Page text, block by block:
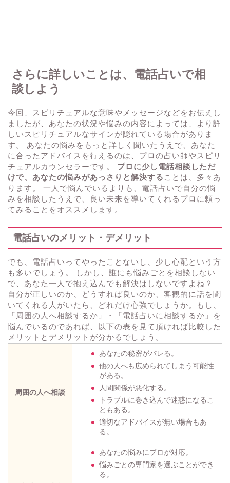
さらに詳しいことは、電話占いで相
談しよう
今回、スピリチュアルな意味やメッセージなどをお伝えし
ましたが、あなたの状況や悩みの内容によっては、より詳
しいスピリチュアルなサインが隠れている場合がありま
す。 あなたの悩みをもっと詳しく聞いたうえで、あなた
に合ったアドバイスを行えるのは、プロの占い師やスピリ
チュアルカウンセラーです。 プロに少し電話相談しただ
けで、あなたの悩みがあっさりと解決する ことは、多々あ
ります。 一人で悩んでいるよりも、電話占いで自分の悩
みを相談したうえで、良い未来を導いてくれるプロに頼っ
てみることをオススメします。
電話占いのメリット・デメリット
でも、電話占いってやったことないし、少し心配という方
も多いでしょう。 しかし、誰にも悩みごとを相談しない
で、あなた一人で抱え込んでも解決はしないですよね？
自分が正しいのか、どうすれば良いのか、客観的に話を聞
いてくれる人がいたら、どれだけ心強でしょうか。もし、
「周囲の人へ相談するか」・「電話占いに相談するか」を
悩んでいるのであれば、以下の表を見て頂ければ比較した
メリットとデメリットが分かるでしょう。
周囲の人へ相談
あなたの秘密がバレる。
他の人へも広められてしまう可能性
がある。
人間関係が悪化する。
トラブルに巻き込んで迷惑になるこ
ともある。
適切なアドバイスが無い場合もあ
る。
あなたの悩みにプロが対応。
悩みごとの専門家を選ぶことができ
る。